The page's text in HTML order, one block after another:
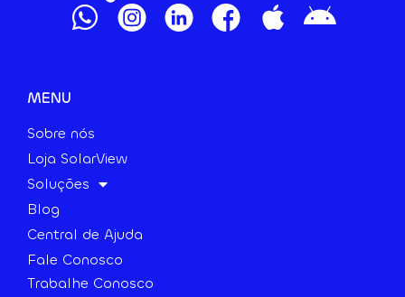
MENU
Sobre nós
Loja SolarView
Soluções
Blog
Central de Ajuda
Fale Conosco
Trabalhe Conosco